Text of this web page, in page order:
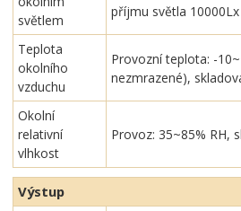
světlem
příjmu světla 10000Lx
Teplota
okolního
vzduchu
Provozní teplota: -
nezmrazené),
Okolní
relativní
vlhkost
Provoz: 35~85% RH,
Výstup